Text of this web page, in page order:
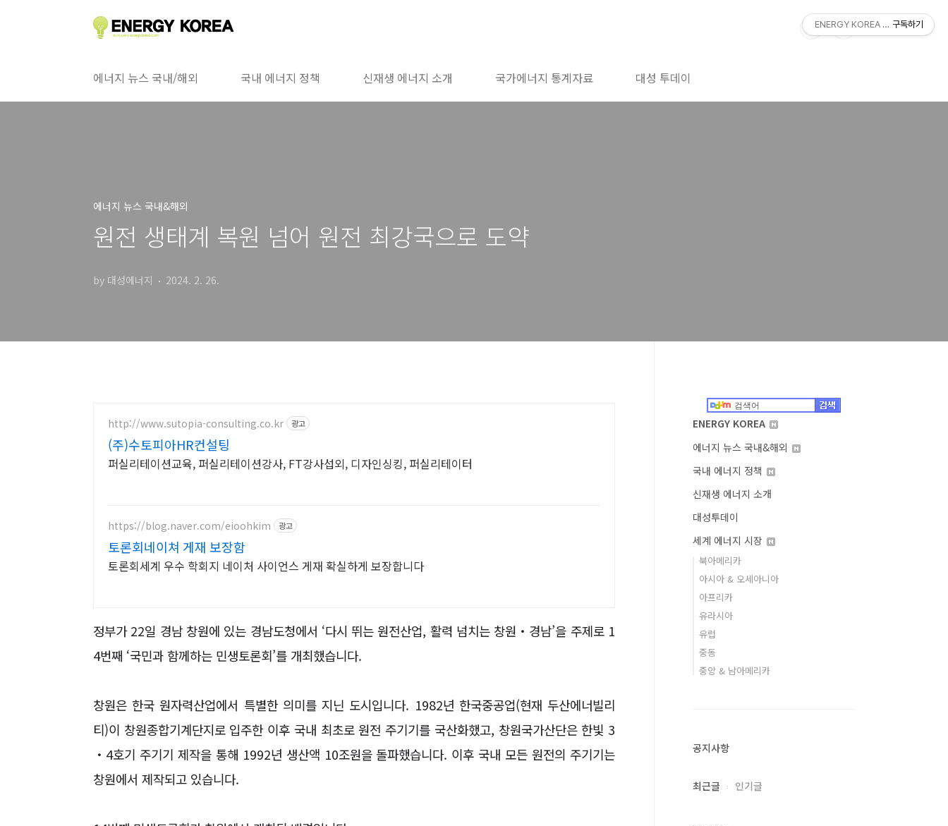
에너지 뉴스 국내/해외 국내 에너지 정책 신재생 에너지 소개 국가에너지 통계자료 대성 투데이
에너지 뉴스 국내&해외
원전 생태계 복원 넘어 원전 최강국으로 도약
by 대성에너지 2024. 2. 26.
http://www.sutopia-consulting.co.kr 광고
(주)수토피아HR컨설팅
퍼실리테이션교육, 퍼실리테이션강사, FT강사섭외, 디자인싱킹, 퍼실리테이터
https://blog.naver.com/eioohkim 광고
토론회네이쳐 게재 보장함
토론회세계 우수 학회지 네이처 사이언스 게재 확실하게 보장합니다
정부가 22일 경남 창원에 있는 경남도청에서 ‘다시 뛰는 원전산업, 활력 넘치는 창원 ‧ 경남’을 주제로 1
4번째 ‘국민과 함께하는 민생토론회’를 개최했습니다.
창원은 한국 원자력산업에서 특별한 의미를 지닌 도시입니다. 1982년 한국중공업(현재 두산에너빌리
티)이 창원종합기계단지로 입주한 이후 국내 최초로 원전 주기기를 국산화했고, 창원국가산단은 한빛 3
‧ 4호기 주기기 제작을 통해 1992년 생산액 10조원을 돌파했습니다. 이후 국내 모든 원전의 주기기는
창원에서 제작되고 있습니다.
ENERGY KOREA
에너지 뉴스 국내&해외
국내 에너지 정책
신재생 에너지 소개
대성투데이
세계 에너지 시장
북아메리카
아시아 & 오세아니아
아프리카
유라시아
유럽
중동
중앙 & 남아메리카
공지사항
최근글 인기글
ENERGY KOREA With DAESUNG
구독하기